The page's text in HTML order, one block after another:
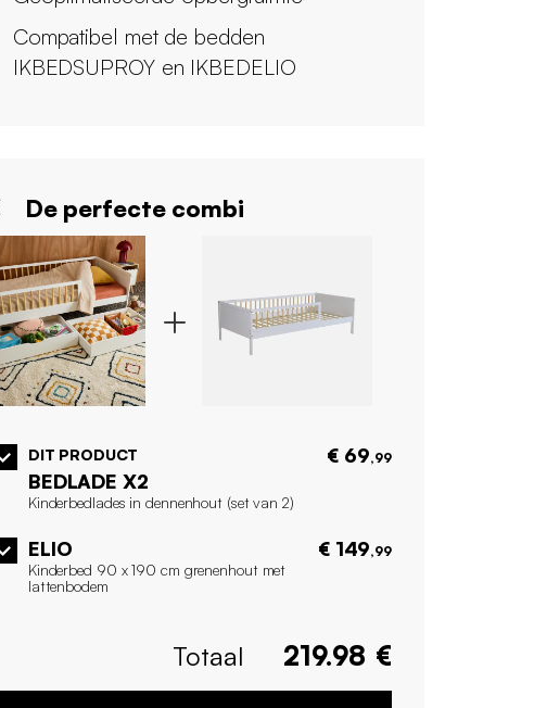
Compatibel met de bedden
IKBEDSUPROY en IKBEDELIO
De perfecte combi
DIT PRODUCT
BEDLADE X2
Kinderbedlades in dennenhout (set van 2)
€ 69,99
ELIO
Kinderbed 90 x 190 cm grenenhout met
lattenbodem
€ 149,99
Totaal 219.98 €